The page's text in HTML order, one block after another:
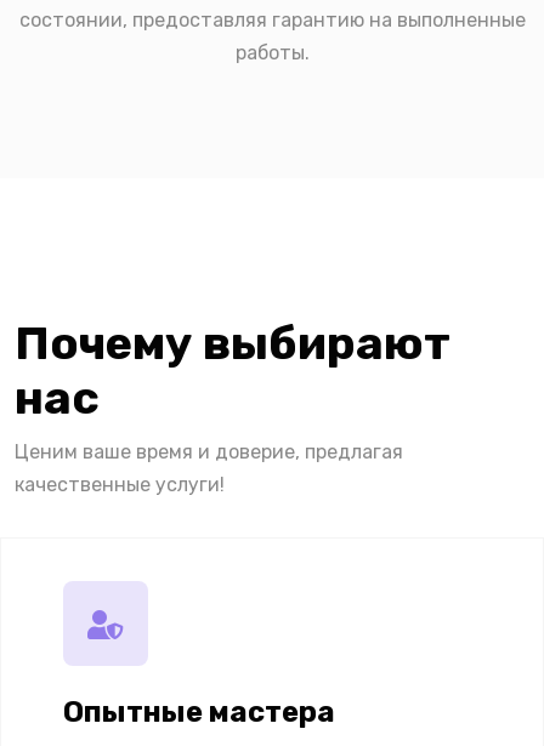
состоянии, предоставляя гарантию на выполненные
работы.
Почему выбирают
нас
Ценим ваше время и доверие, предлагая
качественные услуги!
Опытные мастера